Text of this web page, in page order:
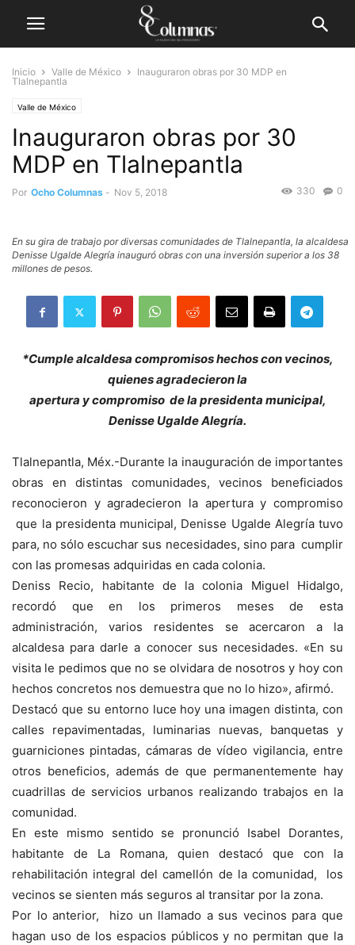
Inicio Valle de México
Inauguraron obras por 30 MDP en
Tlalnepantla
Valle de México
Inauguraron obras por 30
MDP en Tlalnepantla
Por Ocho Columnas - Nov 5, 2018 0
330
En su gira de trabajo por diversas comunidades de Tlalnepantla, la alcaldesa
Denisse Ugalde Alegría inauguró obras con una inversión superior a los 38
millones de pesos.
*Cumple alcaldesa compromisos hechos con vecinos,
quienes agradecieron la
apertura y compromiso de la presidenta municipal,
Denisse Ugalde Alegría.
Tlalnepantla, Méx.-Durante la inauguración de importantes
obras en distintas comunidades, vecinos beneficiados
reconocieron y agradecieron la apertura y compromiso
que la presidenta municipal, Denisse Ugalde Alegría tuvo
para, no sólo escuchar sus necesidades, sino para cumplir
con las promesas adquiridas en cada colonia.
Deniss Recio, habitante de la colonia Miguel Hidalgo,
recordó que en los primeros meses de esta
administración, varios residentes se acercaron a la
alcaldesa para darle a conocer sus necesidades. «En su
visita le pedimos que no se olvidara de nosotros y hoy con
hechos concretos nos demuestra que no lo hizo», afirmó.
Destacó que su entorno luce hoy una imagen distinta, con
calles repavimentadas, luminarias nuevas, banquetas y
guarniciones pintadas, cámaras de vídeo vigilancia, entre
otros beneficios, además de que permanentemente hay
cuadrillas de servicios urbanos realizando trabajos en la
comunidad.
En este mismo sentido se pronunció Isabel Dorantes,
habitante de La Romana, quien destacó que con la
rehabilitación integral del camellón de la comunidad, los
vecinos se sienten más seguros al transitar por la zona.
Por lo anterior, hizo un llamado a sus vecinos para que
hagan uso de los espacios públicos y no permitan que la